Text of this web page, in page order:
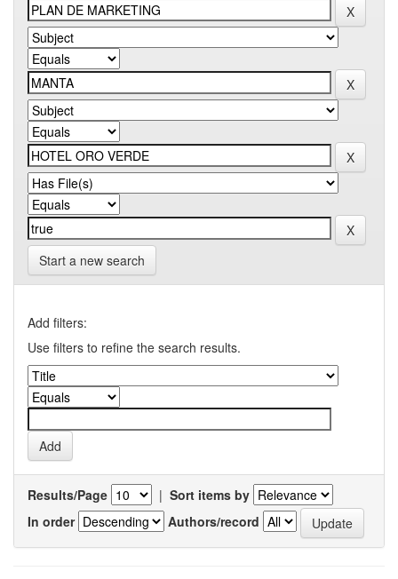
Start a new search
Add filters:
Use filters to refine the search results.
Results/Page | Sort items by
In order
Authors/record